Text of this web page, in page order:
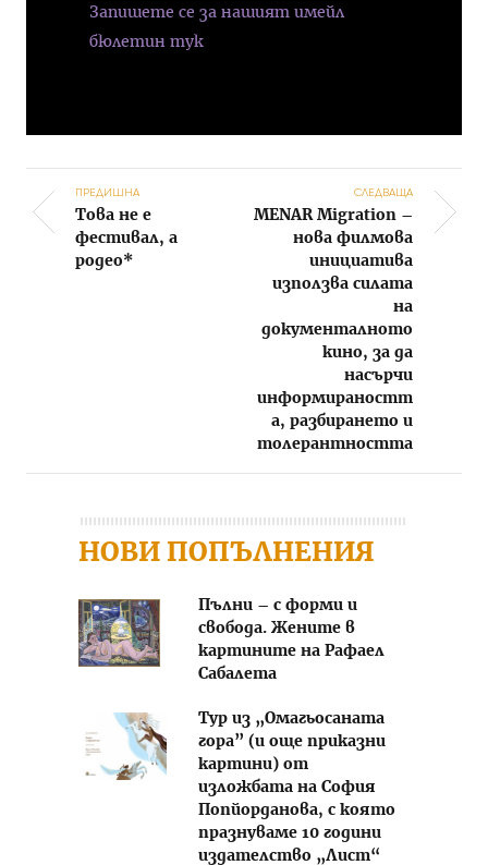
Запишете се за нашият имейл
бюлетин тук
Post navigation
ПРЕДИШНА
Това не е
фестивал, а
родео*
СЛЕДВАЩА
MENAR Migration –
нова филмова
инициатива
използва силата
на
документалното
кино, за да
насърчи
информираностт
а, разбирането и
толерантността
НОВИ ПОПЪЛНЕНИЯ
Пълни – с форми и
свобода. Жените в
картините на Рафаел
Сабалета
Тур из „Омагьосаната
гора” (и още приказни
картини) от
изложбата на София
Попйорданова, с която
празнуваме 10 години
издателство „Лист“